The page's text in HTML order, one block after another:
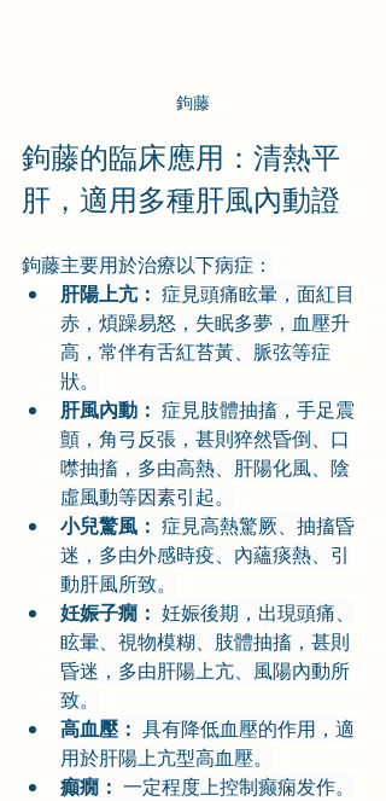
鉤藤
鉤藤的臨床應用：清熱平
肝，適用多種肝風內動證
鉤藤主要用於治療以下病症：
肝陽上亢： 症見頭痛眩暈，面紅目
赤，煩躁易怒，失眠多夢，血壓升
高，常伴有舌紅苔黃、脈弦等症
狀。
肝風內動： 症見肢體抽搐，手足震
顫，角弓反張，甚則猝然昏倒、口
噤抽搐，多由高熱、肝陽化風、陰
虛風動等因素引起。
小兒驚風： 症見高熱驚厥、抽搐昏
迷，多由外感時疫、內蘊痰熱、引
動肝風所致。
妊娠子癇： 妊娠後期，出現頭痛、
眩暈、視物模糊、肢體抽搐，甚則
昏迷，多由肝陽上亢、風陽內動所
致。
高血壓： 具有降低血壓的作用，適
用於肝陽上亢型高血壓。
癲癇： 一定程度上控制癫痫发作。